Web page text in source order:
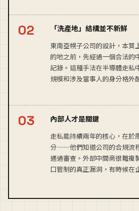
「洗產地」結構並不新鮮
東南亞幌子公司的設計，本質
的地之前，先經過一個合法的
記錄。這種手法在半導體走私
規模和涉及當事人的身分格外
內部人才是關鍵
走私能持續兩年的核心，在於
分——他們知道公司的合規流
通過審查。外部中間商很難複
口管制的真正漏洞，有時候在